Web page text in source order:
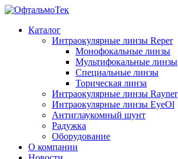
Каталог
Интраокулярные линзы Reper
Монофокальные линзы
Мультифокальные линзы
Специальные линзы
Торическая линза
Интраокулярные линзы Rayner
Интраокулярные линзы EyeOl
Антиглаукомный шунт
Радужка
Оборудование
О компании